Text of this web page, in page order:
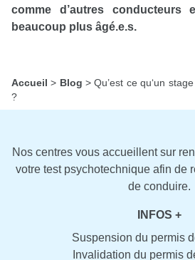
comme d’autres conducteurs
beaucoup plus âgé.e.s.
Accueil > Blog >Qu’est ce qu‘un
?
Nos centres vous accueillent sur
votre test psychotechnique afin de
de conduire.
INFOS +
Suspension du permis
Invalidation du permis